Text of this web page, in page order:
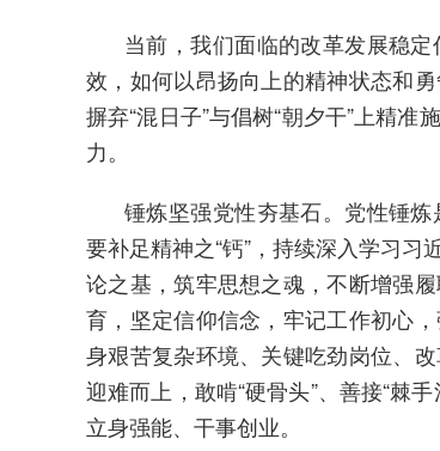
当前，我们面临的改革发展稳
效，如何以昂扬向上的精神状态和
摒弃“混日子”与倡树“朝夕干”上精
力。
锤炼坚强党性夯基石。党性锤
要补足精神之“钙”，持续深入学习
论之基，筑牢思想之魂，不断增强
育，坚定信仰信念，牢记工作初心
身艰苦复杂环境、关键吃劲岗位、
迎难而上，敢啃“硬骨头”、善接“棘
立身强能、干事创业。